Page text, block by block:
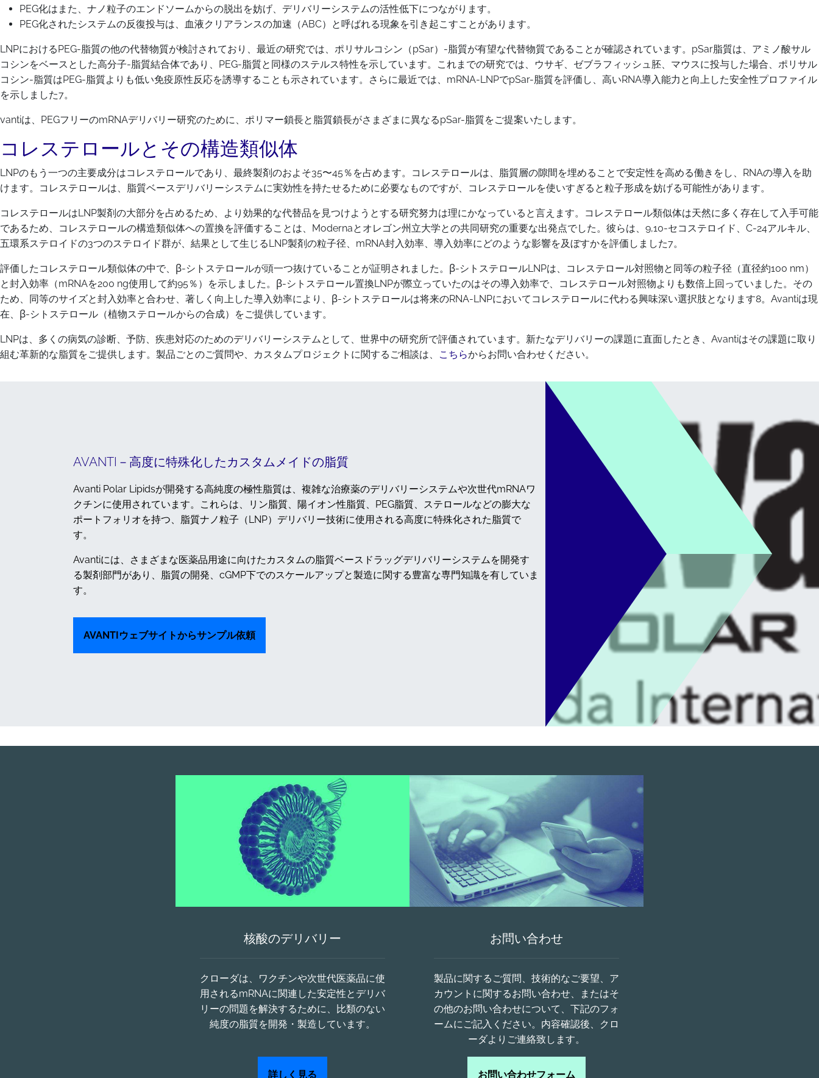
PEG化はまた、ナノ粒子のエンドソームからの脱出を妨げ、デリバリーシステムの活性低下につながります。
PEG化されたシステムの反復投与は、血液クリアランスの加速（ABC）と呼ばれる現象を引き起こすことがあります。
LNPにおけるPEG-脂質の他の代替物質が検討されており、最近の研究では、ポリサルコシン（pSar）-脂質が有望な代替物質であることが確認されています。pSar脂質は、アミノ酸サル
コシンをベースとした高分子-脂質結合体であり、PEG-脂質と同様のステルス特性を示しています。これまでの研究では、ウサギ、ゼブラフィッシュ胚、マウスに投与した場合、ポリサル
コシン-脂質はPEG-脂質よりも低い免疫原性反応を誘導することも示されています。さらに最近では、mRNA-LNPでpSar-脂質を評価し、高いRNA導入能力と向上した安全性プロファイル
を示しました7。
vantiは、PEGフリーのmRNAデリバリー研究のために、ポリマー鎖長と脂質鎖長がさまざまに異なるpSar-脂質をご提案いたします。
コレステロールとその構造類似体
LNPのもう一つの主要成分はコレステロールであり、最終製剤のおよそ35〜45％を占めます。コレステロールは、脂質層の隙間を埋めることで安定性を高める働きをし、RNAの導入を助
けます。コレステロールは、脂質ベースデリバリーシステムに実効性を持たせるために必要なものですが、コレステロールを使いすぎると粒子形成を妨げる可能性があります。
コレステロールはLNP製剤の大部分を占めるため、より効果的な代替品を見つけようとする研究努力は理にかなっていると言えます。コレステロール類似体は天然に多く存在して入手可能
であるため、コレステロールの構造類似体への置換を評価することは、Modernaとオレゴン州立大学との共同研究の重要な出発点でした。彼らは、9,10-セコステロイド、C-24アルキル、
五環系ステロイドの3つのステロイド群が、結果として生じるLNP製剤の粒子径、mRNA封入効率、導入効率にどのような影響を及ぼすかを評価しました7。
評価したコレステロール類似体の中で、β-シトステロールが頭一つ抜けていることが証明されました。β-シトステロールLNPは、コレステロール対照物と同等の粒子径（直径約100 nm）
と封入効率（mRNAを200 ng使用して約95％）を示しました。β-シトステロール置換LNPが際立っていたのはその導入効率で、コレステロール対照物よりも数倍上回っていました。その
ため、同等のサイズと封入効率と合わせ、著しく向上した導入効率により、β-シトステロールは将来のRNA-LNPにおいてコレステロールに代わる興味深い選択肢となります8。Avantiは現
在、β-シトステロール（植物ステロールからの合成）をご提供しています。
LNPは、多くの病気の診断、予防、疾患対応のためのデリバリーシステムとして、世界中の研究所で評価されています。新たなデリバリーの課題に直面したとき、Avantiはその課題に取り
組む革新的な脂質をご提供します。製品ごとのご質問や、カスタムプロジェクトに関するご相談は、
こちらからお問い合わせください。
AVANTI－高度に特殊化したカスタムメイドの脂質
Avanti Polar Lipidsが開発する高純度の極性脂質は、複雑な治療薬のデリバリーシステムや次世代mRNAワ
クチンに使用されています。これらは、リン脂質、陽イオン性脂質、PEG脂質、ステロールなどの膨大な
ポートフォリオを持つ、脂質ナノ粒子（LNP）デリバリー技術に使用される高度に特殊化された脂質で
す。
Avantiには、さまざまな医薬品用途に向けたカスタムの脂質ベースドラッグデリバリーシステムを開発す
る製剤部門があり、脂質の開発、cGMP下でのスケールアップと製造に関する豊富な専門知識を有していま
す。
AVANTIウェブサイトからサンプル依頼
核酸のデリバリー
クローダは、ワクチンや次世代医薬品に使
用されるmRNAに関連した安定性とデリバ
リーの問題を解決するために、比類のない
純度の脂質を開発・製造しています。
詳しく見る
お問い合わせ
製品に関するご質問、技術的なご要望、ア
カウントに関するお問い合わせ、またはそ
の他のお問い合わせについて、下記のフォ
ームにご記入ください。内容確認後、クロ
ーダよりご連絡致します。
お問い合わせフォーム